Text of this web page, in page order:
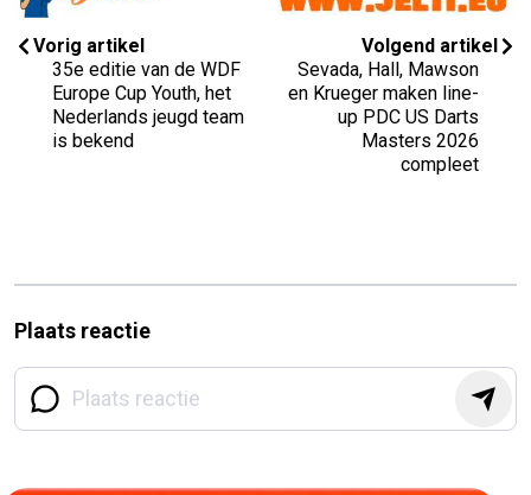
Vorig artikel
35e editie van de WDF
Europe Cup Youth, het
Nederlands jeugd team
is bekend
Volgend artikel
Sevada, Hall, Mawson
en Krueger maken line-
up PDC US Darts
Masters 2026
compleet
Plaats reactie